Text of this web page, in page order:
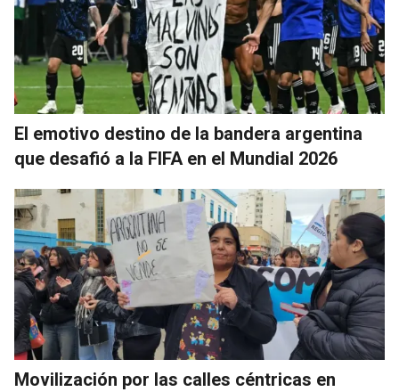
El emotivo destino de la bandera argentina
que desafió a la FIFA en el Mundial 2026
Movilización por las calles céntricas en